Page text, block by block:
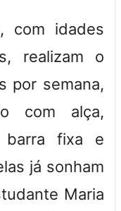
com idades
realizam o
por semana,
com alça,
barra fixa e
já sonham
Maria